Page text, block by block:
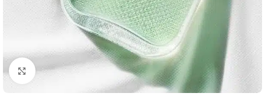
Click to enlarge